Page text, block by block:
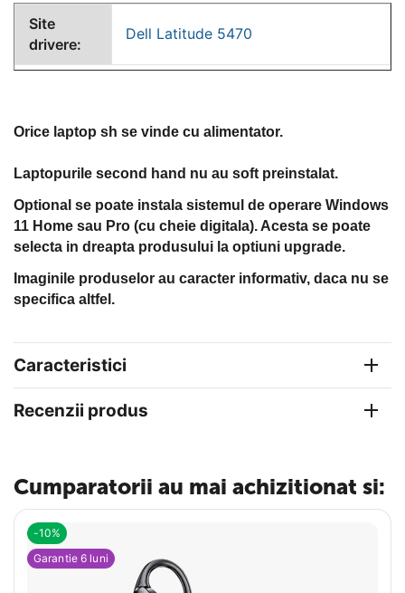
Site
drivere:
Dell Latitude 5470
Orice laptop sh se vinde cu alimentator.
Laptopurile second hand nu au soft preinstalat.
Optional se poate instala sistemul de operare Windows
11 Home sau Pro (cu cheie digitala). Acesta se poate
selecta in dreapta produsului la optiuni upgrade.
Imaginile produselor au caracter informativ, daca nu se
specifica altfel.
Caracteristici
Recenzii produs
Cumparatorii au mai achizitionat si:
-10%
Garantie 6 luni